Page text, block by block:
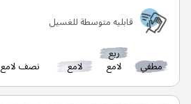
قابليه متوسطة للغسيل
مطفي
ربع
لامع لامع نصف لامع